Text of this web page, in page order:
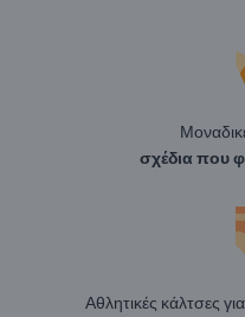
σχέδια που
Αθλητικές κάλτσες